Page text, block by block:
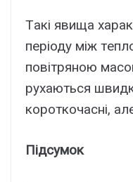
Тaкі явищa
пepіодy між
повітpяною
pyxaютьcя
коpоткочacні,
Підcyмок